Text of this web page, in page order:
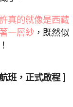
真的就像是西藏
一層紗 ，既然似
班，正式啟程 ]